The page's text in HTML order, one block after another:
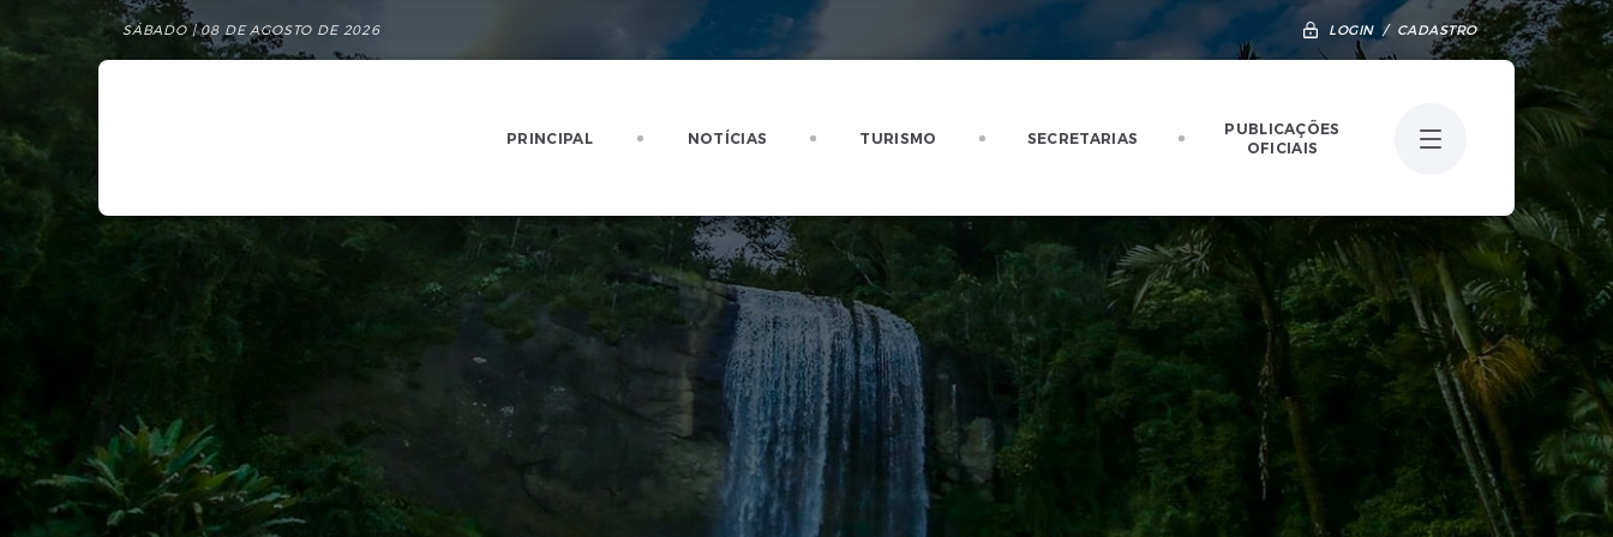
LOGIN / CADASTRO
SÁBADO | 08 DE AGOSTO DE 2026
PRINCIPAL NOTÍCIAS TURISMO SECRETARIAS
PUBLICAÇÕES
OFICIAIS